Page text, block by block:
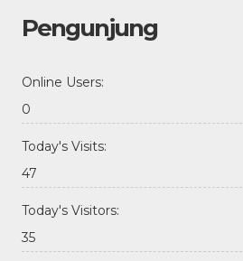
Pengunjung
Online Users:
0
Today's Visits:
47
Today's Visitors:
35